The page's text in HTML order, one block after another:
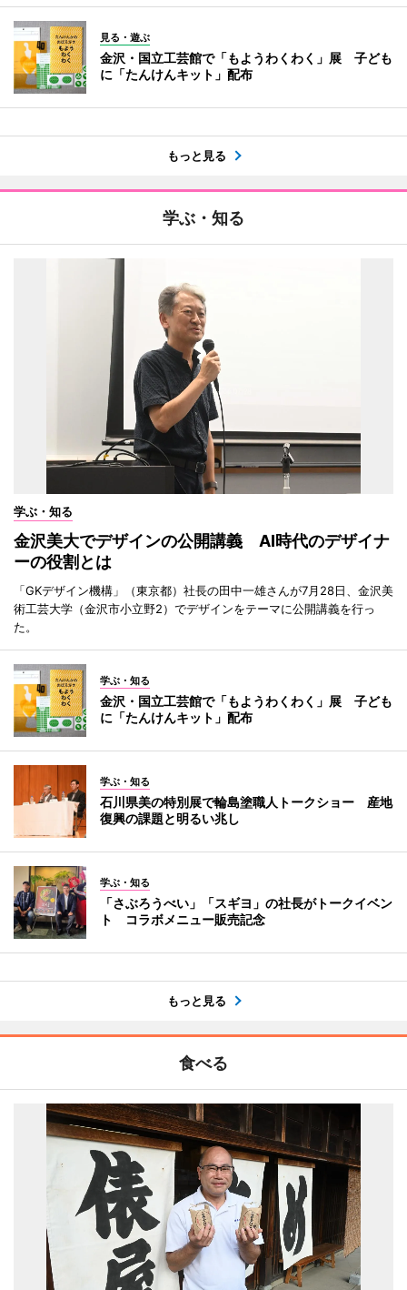
見る・遊ぶ
金沢・国立工芸館で「もようわくわく」展 子ども
に「たんけんキット」配布
もっと見る
学ぶ・知る
学ぶ・知る
金沢美大でデザインの公開講義 AI時代のデザイナ
ーの役割とは
「GKデザイン機構」（東京都）社長の田中一雄さんが7月28日、金沢美
術工芸大学（金沢市小立野2）でデザインをテーマに公開講義を行っ
た。
学ぶ・知る
金沢・国立工芸館で「もようわくわく」展 子ども
に「たんけんキット」配布
学ぶ・知る
石川県美の特別展で輪島塗職人トークショー 産地
復興の課題と明るい兆し
学ぶ・知る
「さぶろうべい」「スギヨ」の社長がトークイベン
ト コラボメニュー販売記念
もっと見る
食べる